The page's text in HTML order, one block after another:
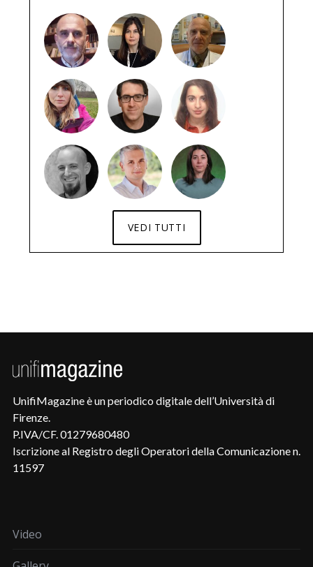
VEDI TUTTI
UnifiMagazine è un periodico digitale dell’Università di
Firenze.
P.IVA/CF. 01279680480
Iscrizione al Registro degli Operatori della Comunicazione n.
11597
Video